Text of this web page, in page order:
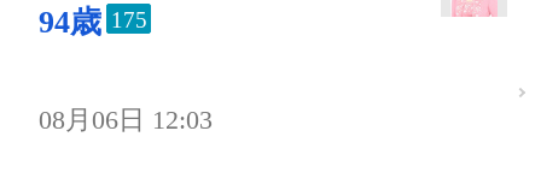
94歳 175
08月06日 12:03